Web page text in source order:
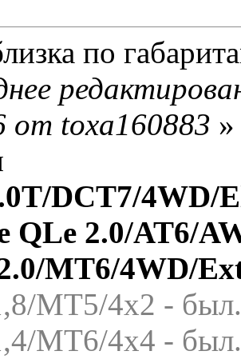
по
от toxa160883 »
DCT7/4WD/
QLe 2.0/AT6/
MT6/4WD/
МТ5/4x2 -
МТ6/4x4 -